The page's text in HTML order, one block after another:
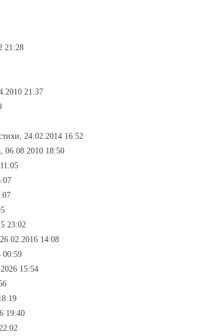
21:28
21:37
24.02.2014 16:52
06.08.2010 18:50
23:02
14:08
00:59
15:54
19:40